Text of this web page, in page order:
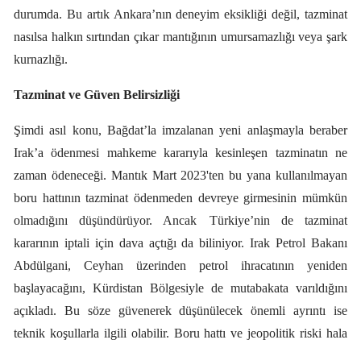
durumda. Bu artık Ankara’nın deneyim eksikliği değil, tazminat
nasılsa halkın sırtından çıkar mantığının umursamazlığı veya şark
kurnazlığı.
Tazminat ve Güven Belirsizliği
Şimdi asıl konu, Bağdat’la imzalanan yeni anlaşmayla beraber
Irak’a ödenmesi mahkeme kararıyla kesinleşen tazminatın ne
zaman ödeneceği. Mantık Mart 2023'ten bu yana kullanılmayan
boru hattının tazminat ödenmeden devreye girmesinin mümkün
olmadığını düşündürüyor. Ancak
Türkiye’nin de tazminat
kararının iptali için dava açtığı da biliniyor. Irak Petrol Bakanı
Abdülgani, Ceyhan üzerinden petrol ihracatının yeniden
başlayacağını, Kürdistan Bölgesiyle de mutabakata varıldığını
açıkladı. Bu söze güvenerek düşünülecek önemli ayrıntı ise
teknik koşullarla ilgili olabilir. Boru hattı ve jeopolitik riski hala